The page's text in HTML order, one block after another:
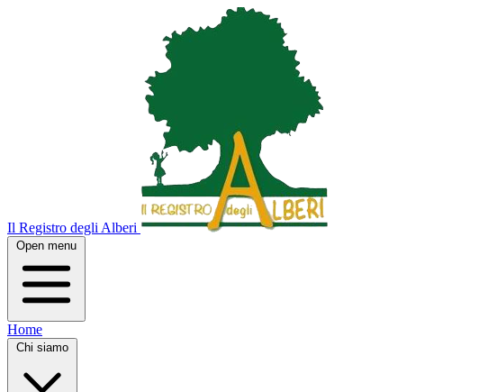
Il Registro degli Alberi
Open menu
Home
Chi siamo